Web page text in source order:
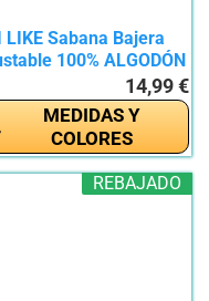
I LIKE Sabana Bajera
100% ALGODÓN
14,99 €
MEDIDAS Y
COLORES
REBAJADO